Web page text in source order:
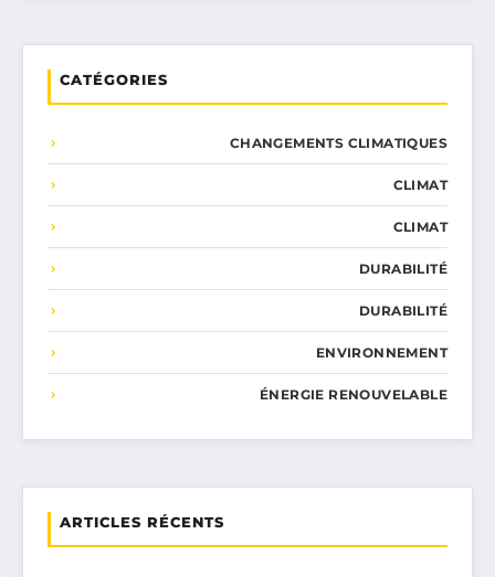
CATÉGORIES
CHANGEMENTS CLIMATIQUES
CLIMAT
CLIMAT
DURABILITÉ
DURABILITÉ
ENVIRONNEMENT
ÉNERGIE RENOUVELABLE
ARTICLES RÉCENTS